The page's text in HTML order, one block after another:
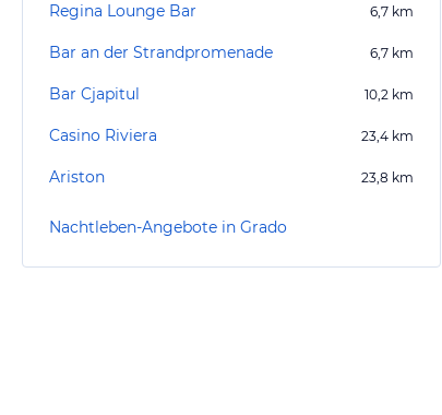
Regina Lounge Bar 6,7 km
Bar an der Strandpromenade 6,7 km
Bar Cjapitul 10,2 km
Casino Riviera 23,4 km
Ariston 23,8 km
Nachtleben-Angebote in Grado